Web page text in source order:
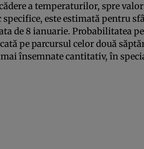
a temperaturilor, spre
este estimată pentru
de 8 ianuarie. Probabilitatea
pe parcursul celor două
însemnate cantitativ, în